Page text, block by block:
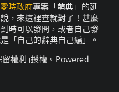
時政府專案「萌典」的延
，來這裡查就對了！甚麼
時可以發問，或者自己發
「自己的辭典自己編」。
權利｣授權。Powered